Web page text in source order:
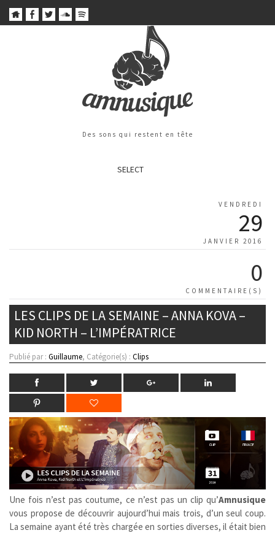
Des sons qui restent en tête
SELECT
VENDREDI
29
JANVIER 2016
0
COMMENTAIRE(S)
LES CLIPS DE LA SEMAINE – ANNA KOVA –
KID NORTH – L’IMPÉRATRICE
Publié par : Guillaume, Catégorie(s) : Clips
Une fois n’est pas coutume, ce n’est pas un clip qu’Amnusique
vous propose de découvrir aujourd’hui mais trois, d’un seul coup.
La semaine ayant été très chargée en sorties diverses, il était bien